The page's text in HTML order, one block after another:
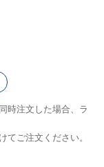
時注文した場合、ラ
てご注文ください。